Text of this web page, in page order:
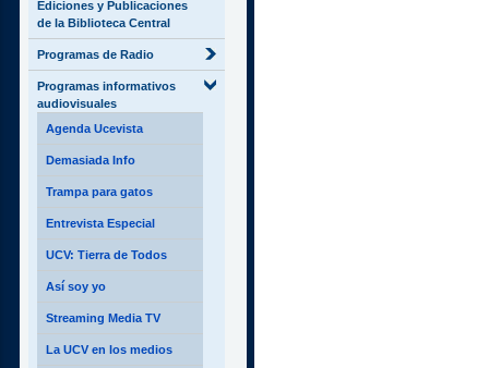
Ediciones y Publicaciones
de la Biblioteca Central
Programas de Radio
Programas informativos
audiovisuales
Agenda Ucevista
Demasiada Info
Trampa para gatos
Entrevista Especial
UCV: Tierra de Todos
Así soy yo
Streaming Media TV
La UCV en los medios